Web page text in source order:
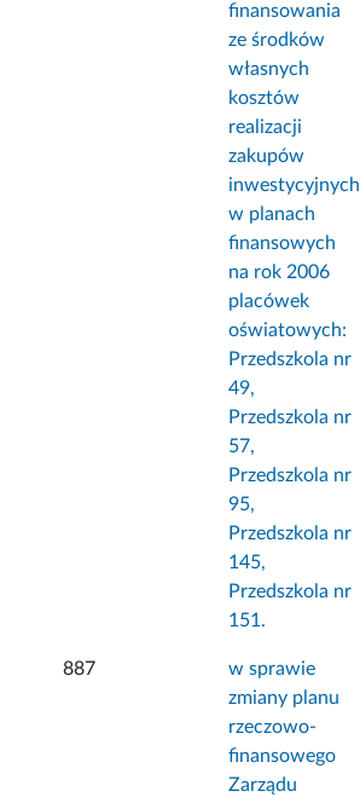
finansowania
ze środków
własnych
kosztów
realizacji
zakupów
inwestycyjnych
w planach
finansowych
na rok 2006
placówek
oświatowych:
Przedszkola nr
49,
Przedszkola nr
57,
Przedszkola nr
95,
Przedszkola nr
145,
Przedszkola nr
151.
887
w sprawie
zmiany planu
rzeczowo-
finansowego
Zarządu